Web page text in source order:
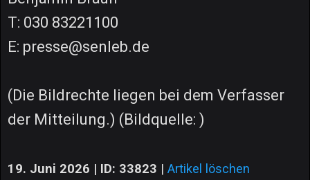
T: 030 83221100
E: presse@senleb.de
(Die Bildrechte liegen bei dem Verfasser
der Mitteilung.) (Bildquelle: )
19. Juni 2026 | ID: 33823 | Artikel löschen